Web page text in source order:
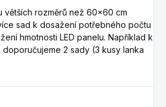
větších rozměrů než 60x60 cm
sad k dosažení potřebného počtu
hmotnosti LED panelu. Například k
doporučujeme 2 sady (3 kusy lanka